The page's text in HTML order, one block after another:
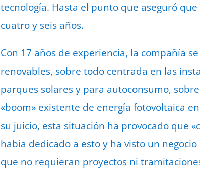
tecnología. Hasta el punto que aseguró
cuatro y seis años.
Con 17 años de experiencia, la compañía
renovables, sobre todo centrada en las
parques solares y para autoconsumo,
«boom» existente de energía fotovoltaica
su juicio, esta situación ha provocado que
había dedicado a esto y ha visto un
que no requieran proyectos ni